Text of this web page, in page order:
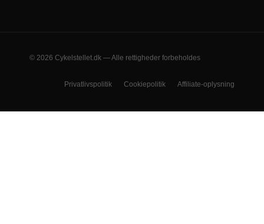
© 2026 Cykelstellet.dk — Alle rettigheder forbeholdes
Privatlivspolitik Cookiepolitik Affiliate-oplysning